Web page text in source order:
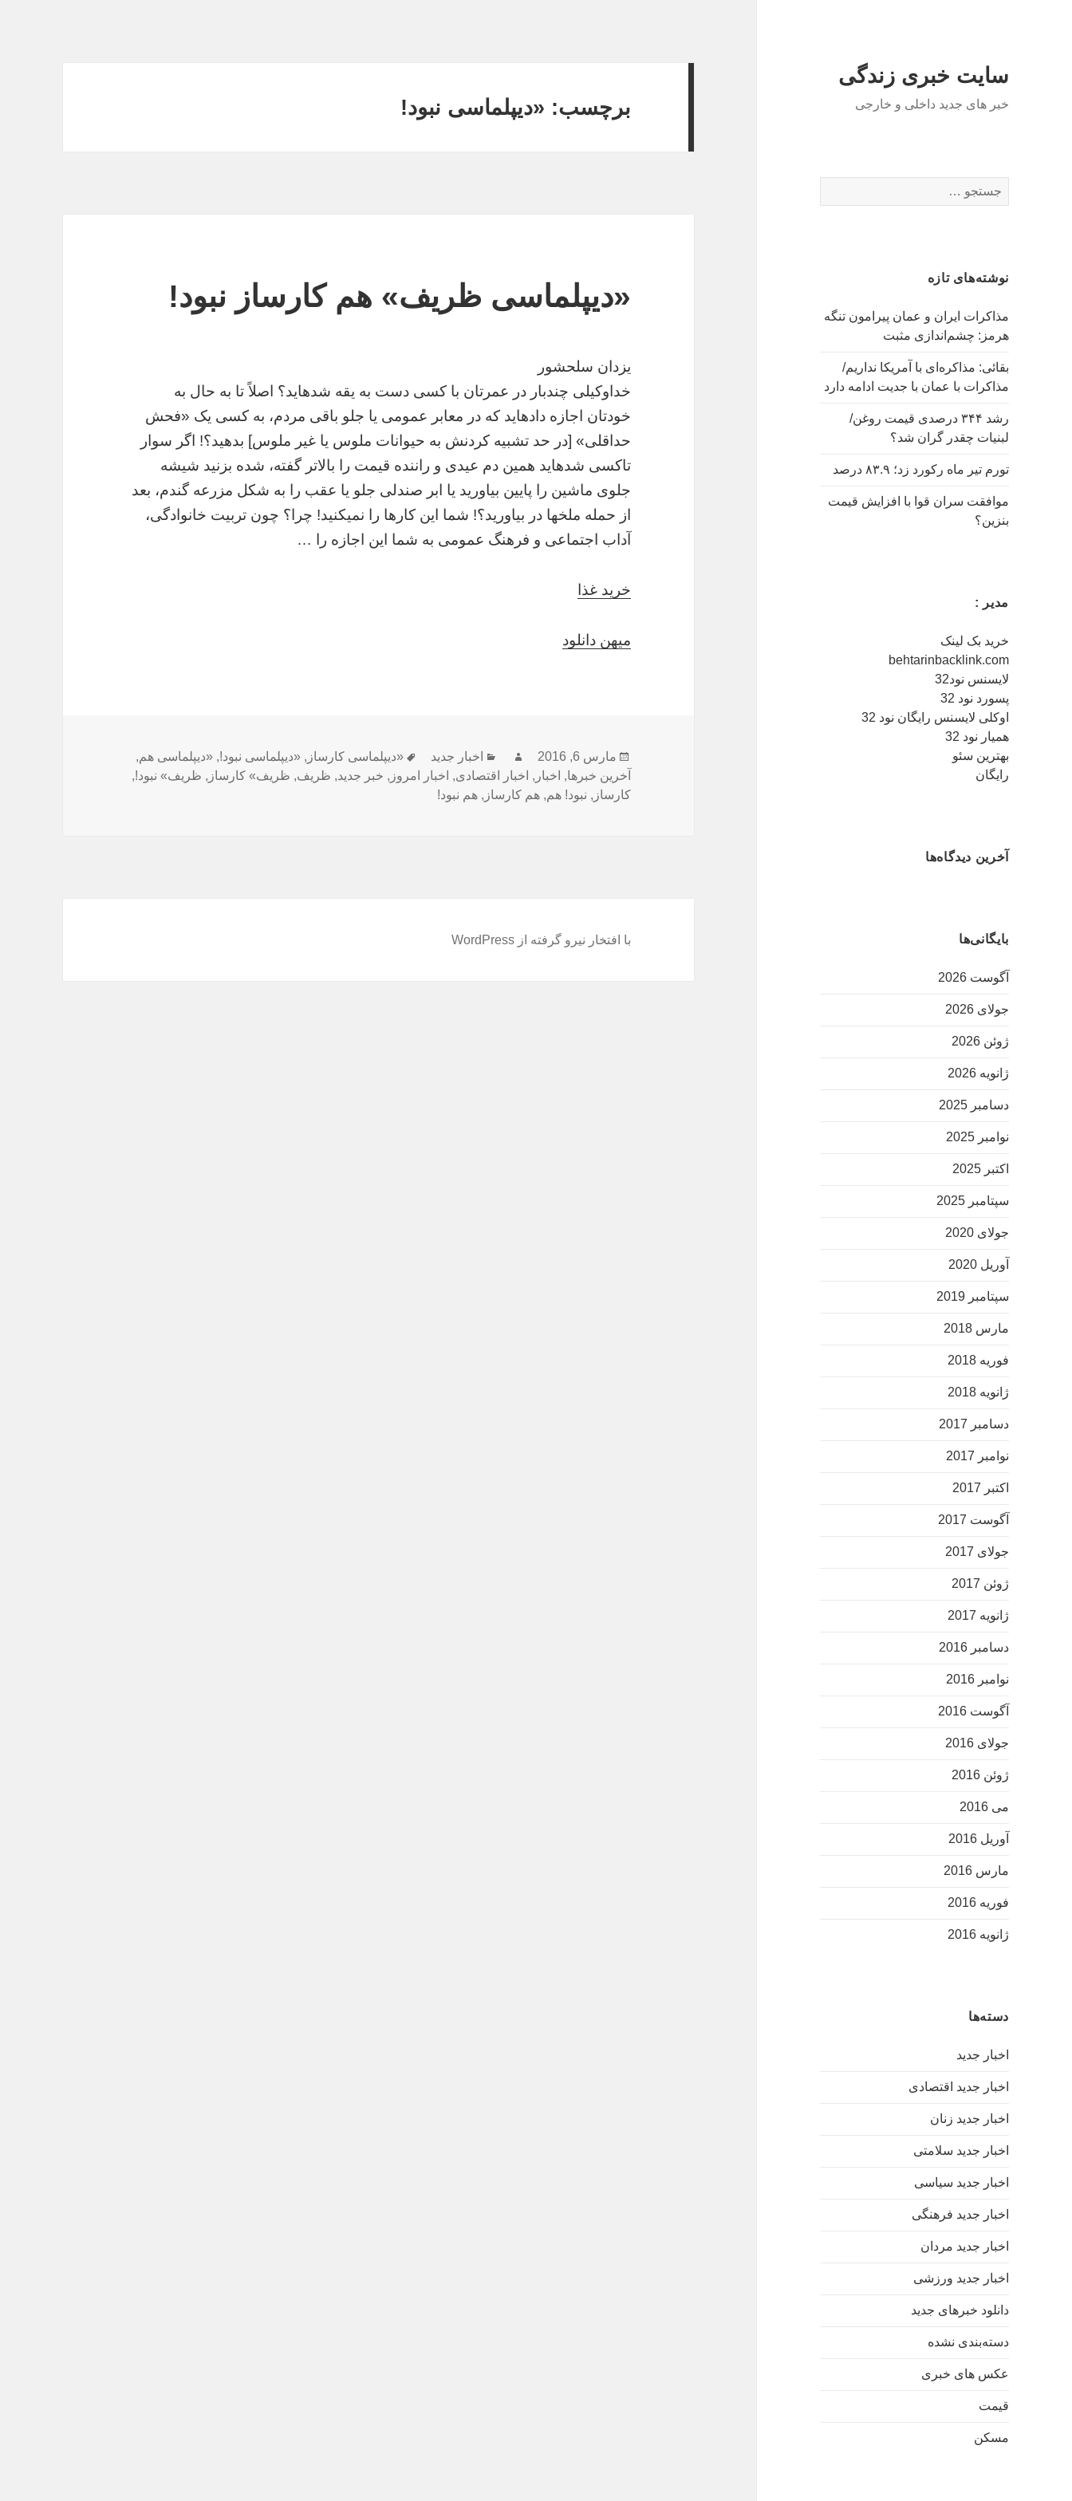
سایت خبری زندگی
خبر های جدید داخلی و خارجی
س
ب
ا
ی
نوشته‌های تازه
مذاکرات ایران و عمان پیرامون تنگه
هرمز: چشم‌اندازی مثبت
بقائی: مذاکره‌ای با آمریکا نداریم/
مذاکرات با عمان با جدیت ادامه دارد
رشد ۳۴۴ درصدی قیمت روغن/
لبنیات چقدر گران شد؟
تورم تیر ماه رکورد زد؛ ۸۳.۹ درصد
موافقت سران قوا با افزایش قیمت
بنزین؟
مدیر :
خرید بک لینک
behtarinbacklink.com
لایسنس نود32
پسورد نود 32
اوکلی لایسنس رایگان نود 32
همیار نود 32
بهترین سئو
رایگان
آخرین دیدگاه‌ها
بایگانی‌ها
آگوست 2026
جولای 2026
ژوئن 2026
ژانویه 2026
دسامبر 2025
نوامبر 2025
اکتبر 2025
سپتامبر 2025
جولای 2020
آوریل 2020
سپتامبر 2019
مارس 2018
فوریه 2018
ژانویه 2018
دسامبر 2017
نوامبر 2017
اکتبر 2017
آگوست 2017
جولای 2017
ژوئن 2017
ژانویه 2017
دسامبر 2016
نوامبر 2016
آگوست 2016
جولای 2016
ژوئن 2016
می 2016
آوریل 2016
مارس 2016
فوریه 2016
ژانویه 2016
دسته‌ها
اخبار جدید
اخبار جدید اقتصادی
اخبار جدید زنان
اخبار جدید سلامتی
اخبار جدید سیاسی
اخبار جدید فرهنگی
اخبار جدید مردان
اخبار جدید ورزشی
دانلود خبرهای جدید
دسته‌بندی نشده
عکس های خبری
قیمت
مسکن
برچسب: «دیپلماسی نبود!
«دیپلماسی ظریف» هم کارساز نبود!
یزدان سلحشور
خداوکیلی چندبار در عمرتان با کسی دست به یقه شدهاید؟ اصلاً تا به حال به
خودتان اجازه دادهاید که در معابر عمومی یا جلو باقی مردم، به کسی یک «فحش
حداقلی» [در حد تشبیه کردنش به حیوانات ملوس یا غیر ملوس] بدهید؟! اگر سوار
تاکسی شدهاید همین دم عیدی و راننده قیمت را بالاتر گفته، شده بزنید شیشه
جلوی ماشین را پایین بیاورید یا ابر صندلی جلو یا عقب را به شکل مزرعه گندم، بعد
از حمله ملخها در بیاورید؟! شما این کارها را نمیکنید! چرا؟ چون تربیت خانوادگی،
آداب اجتماعی و فرهنگ عمومی به شما این اجازه را …
خرید غذا
میهن دانلود
ارسال
شده
در
مارس 6, 2016 نویسندهدسته‌ها
اخبار جدید برچسب‌ها
«دیپلماسی کارساز ,«دیپلماسی نبود!,«دیپلماسی هم,
آخرین خبرها, اخبار , اخبار اقتصادی, اخبار امروز , خبر جدید, ظریف, ظریف» کارساز , ظریف» نبود!,
کارساز , نبود! هم,هم کارساز ,هم نبود!
با افتخار نیرو گرفته از WordPress